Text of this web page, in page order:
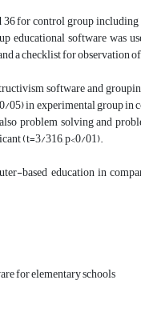
for control group
software was
a checklist for observation
software and
in experimental group
problem solving and
(t=3/316, p<0/01).
based education in
for elementary schools